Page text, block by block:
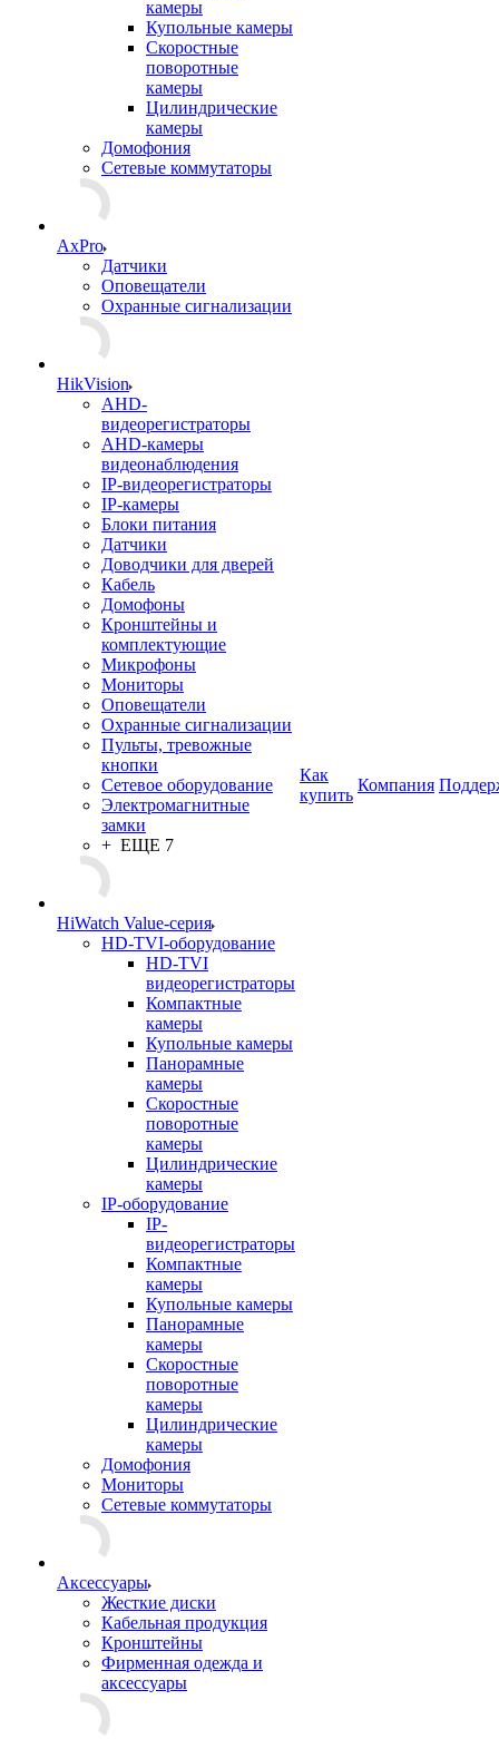
камеры
Купольные камеры
Скоростные
поворотные
камеры
Цилиндрические
камеры
Домофония
Сетевые коммутаторы
AxPro
Датчики
Оповещатели
Охранные сигнализации
HikVision
AHD-
видеорегистраторы
AHD-камеры
видеонаблюдения
IP-видеорегистраторы
IP-камеры
Блоки питания
Датчики
Доводчики для дверей
Кабель
Домофоны
Кронштейны и
комплектующие
Микрофоны
Мониторы
Оповещатели
Охранные сигнализации
Пульты, тревожные
кнопки
Сетевое оборудование
Электромагнитные
замки
+ ЕЩЕ 7
HiWatch Value-серия
HD-TVI-оборудование
HD-TVI
видеорегистраторы
Компактные
камеры
Купольные камеры
Панорамные
камеры
Скоростные
поворотные
камеры
Цилиндрические
камеры
IP-оборудование
IP-
видеорегистраторы
Компактные
камеры
Купольные камеры
Панорамные
камеры
Скоростные
поворотные
камеры
Цилиндрические
камеры
Домофония
Мониторы
Сетевые коммутаторы
Аксессуары
Жесткие диски
Кабельная продукция
Кронштейны
Фирменная одежда и
аксессуары
Как
купить
Компания